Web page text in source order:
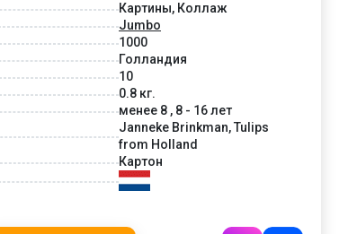
Картины, Коллаж
Jumbo
1000
Голландия
10
0.8 кг.
менее 8 , 8 - 16 лет
Janneke Brinkman, Tulips
from Holland
Картон